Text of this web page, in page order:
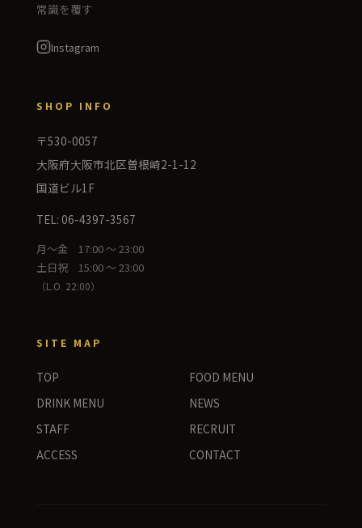
常識を覆す
Instagram
SHOP INFO
〒530-0057
大阪府大阪市北区曽根崎2-1-12
国道ビル1F
TEL: 06-4397-3567
月〜金 17:00 〜 23:00
土日祝 15:00 〜 23:00
（L.O. 22:00）
SITE MAP
TOP
FOOD MENU
DRINK MENU
NEWS
STAFF
RECRUIT
ACCESS
CONTACT